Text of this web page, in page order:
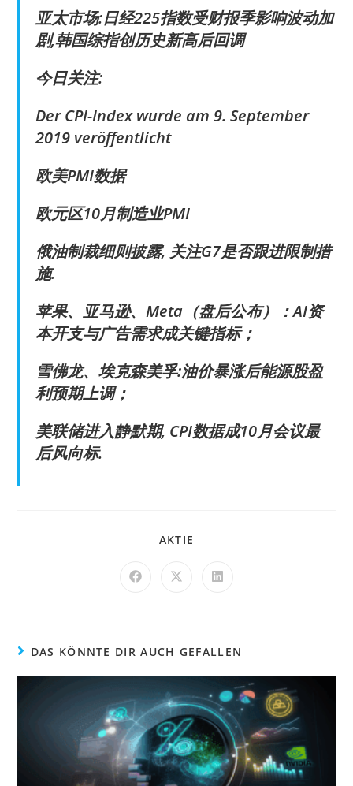
亚太市场:日经225指数受财报季影响波动加
剧,韩国综指创历史新高后回调
今日关注:
Der CPI-Index wurde am 9. September
2019 veröffentlicht
欧美PMI数据
欧元区10月制造业PMI
俄油制裁细则披露, 关注G7是否跟进限制措
施.
苹果、亚马逊、Meta（盘后公布）：AI资
本开支与广告需求成关键指标；
雪佛龙、埃克森美孚:油价暴涨后能源股盈
利预期上调；
美联储进入静默期, CPI数据成10月会议最
后风向标.
AKTIE
DAS KÖNNTE DIR AUCH GEFALLEN